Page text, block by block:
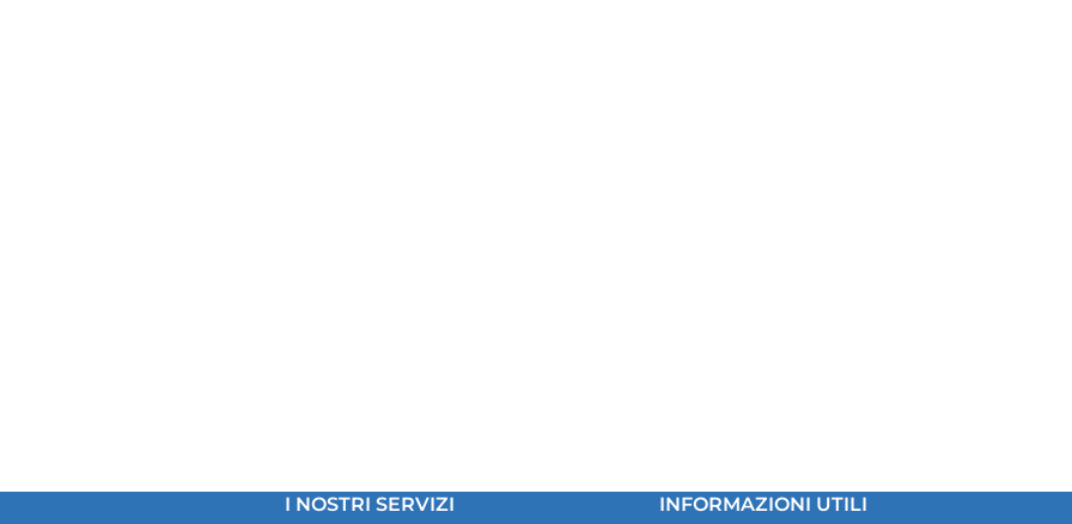
I NOSTRI SERVIZI INFORMAZIONI UTILI